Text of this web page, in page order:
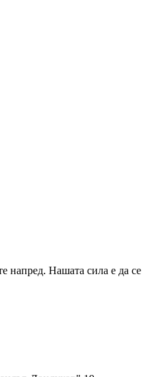
напред. Нашата сила е да се